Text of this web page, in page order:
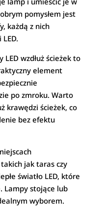
pomysłem jest
każdą z nich
LED wzdłuż ścieżek to
element
po zmroku. Warto
krawędzi ścieżek, co
bez efektu
jak taras czy
światło LED, które
Lampy stojące lub
wyborem.